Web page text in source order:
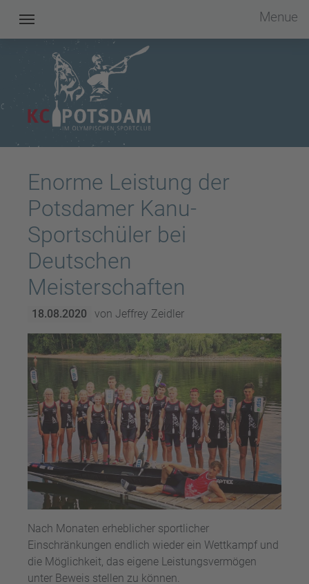
Kanu Club Potsdam im OSC e.V. Menue
Enorme Leistung der
Potsdamer Kanu-
Sportschüler bei
Deutschen
Meisterschaften
18.08.2020 von Jeffrey Zeidler
Nach Monaten erheblicher sportlicher
Einschränkungen endlich wieder ein Wettkampf und
die Möglichkeit, das eigene Leistungsvermögen
unter Beweis stellen zu können.